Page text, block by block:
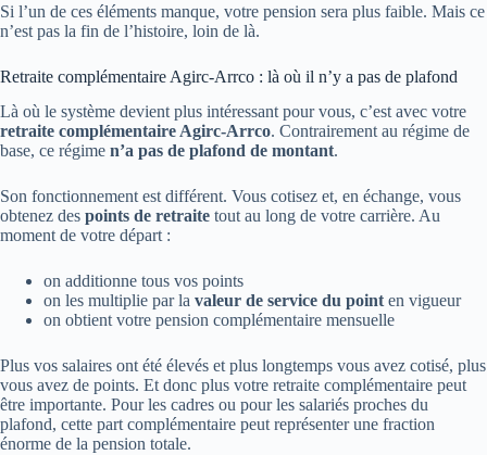
Si l’un de ces éléments manque, votre pension sera plus faible. Mais ce
n’est pas la fin de l’histoire, loin de là.
Retraite complémentaire Agirc-Arrco : là où il n’y a pas de plafond
Là où le système devient plus intéressant pour vous, c’est avec votre
retraite complémentaire Agirc-Arrco. Contrairement au régime de
base, ce régime n’a pas de plafond de montant.
Son fonctionnement est différent. Vous cotisez et, en échange, vous
obtenez des points de retraite tout au long de votre carrière. Au
moment de votre départ :
on additionne tous vos points
on les multiplie par la valeur de service du pointen vigueur
on obtient votre pension complémentaire mensuelle
Plus vos salaires ont été élevés et plus longtemps vous avez cotisé, plus
vous avez de points. Et donc plus votre retraite complémentaire peut
être importante. Pour les cadres ou pour les salariés proches du
plafond, cette part complémentaire peut représenter une fraction
énorme de la pension totale.